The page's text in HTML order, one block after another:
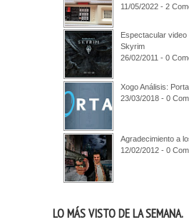
11/05/2022 - 2
Espectacular
Skyrim
26/02/2011 - 0
Xogo Análisis:
23/03/2018 - 0
Agradecimiento a
12/02/2012 - 0
LO MÁS VISTO DE LA SEMANA.